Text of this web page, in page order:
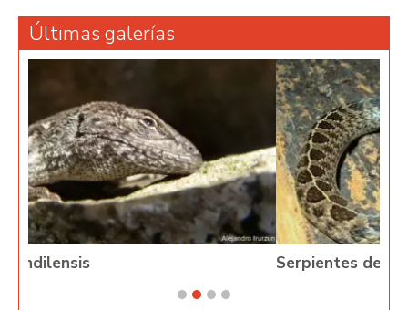
Últimas galerías
Serpientes de Argentina